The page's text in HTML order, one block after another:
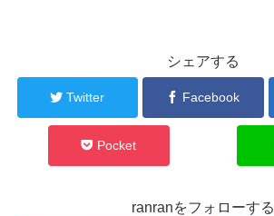
シェアする
Twitter Facebook
Pocket
ranranをフォローする